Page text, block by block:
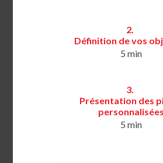
2.
Définition de vos
5 min
3.
Présentation des
personnalisées
5 min